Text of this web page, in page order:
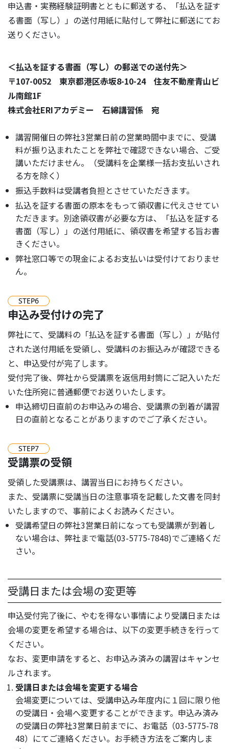
申込書・実務経験証明書とともに郵送する、「払込を証す
る書面（写し）」の送付用紙に貼付して弊社に郵送にてお
送りください。
＜払込を証する書面（写し）の郵送での送付先＞
〒107-0052 東京都港区赤坂8-10-24 住友不動産青山ビ
ル南館1F
株式会社ERIアカデミー 石綿講習係 宛
講習開催日の弊社3営業日前の営業時間中までに、受講
料が振り込まれたことを弊社で確認できない場合、ご受
講いただけません。（受講料を企業様一括お支払いされ
る方を除く）
振込手数料は受講者負担とさせていただきます。
払込を証する書面の原本をもって領収書に代えさせてい
ただきます。別途領収書が必要な方は、「払込を証する
書面（写し）」の送付用紙に、領収書を希望する旨お書
きください。
弊社窓口等での現金によるお支払いは受付けておりませ
ん。
STEP6
申込み受付けの完了
弊社にて、受講料の「払込を証する書面（写し）」が貼付
された送付用紙を受領し、受講料のお振込みが確認できる
と、申込受付が完了します。
受付完了後、弊社から受講票を返信用封筒にご記入いただ
いた住所宛に普通郵便でお送りいたします。
申込締切日直前のお申込みの場合、受講票の到着が講習
日の直前となることがありますのでご了承ください。
STEP7
受講票の受領
受領した受講票は、講習当日にお持ちください。
また、受講票に受講当日の注意事項を記載した文書を同封
いたしますので、事前によくお読みください。
受講希望日の弊社3営業日前になっても受講票が到着し
ない場合は、弊社まで電話(03-5775-7848)でご連絡くだ
さい。
受講日または会場の変更等
申込受付完了後に、やむを得ない事情により受講日または
会場の変更を希望する場合は、以下の変更手続きを行って
ください。
なお、変更申請をすると、お申込み済みの講習はキャンセ
ルされます。
受講日または会場を変更する場合
会場変更については、受講申込み年度内に１回に限り他
の受講日・会場へ変更することができます。申込み済み
の受講日の弊社3営業日前までに、お電話（03-5775-78
48）にてご連絡ください。お手続き方法をご案内しま